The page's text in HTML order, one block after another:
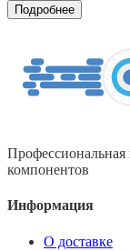
Подробнее
компонентов
Информация
О доставке